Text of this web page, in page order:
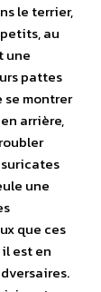
le terrier,
au
une
pattes
se montrer
arrière,
suricates
une
que ces
est en